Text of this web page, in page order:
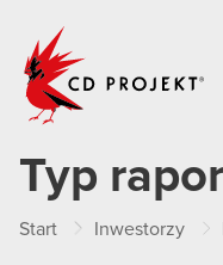
Typ
Start Inwestorzy